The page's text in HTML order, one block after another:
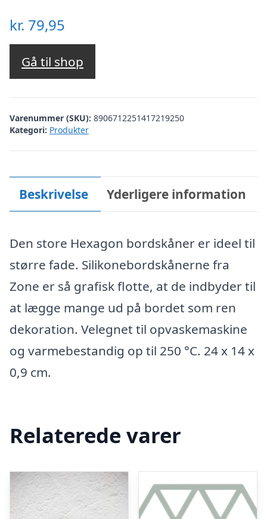
kr. 79,95
Gå til shop
Varenummer (SKU): 8906712251417219250
Kategori: Produkter
Beskrivelse Yderligere information
Den store Hexagon bordskåner er ideel til
større fade. Silikonebordskånerne fra
Zone er så grafisk flotte, at de indbyder til
at lægge mange ud på bordet som ren
dekoration. Velegnet til opvaskemaskine
og varmebestandig op til 250 °C. 24 x 14 x
0,9 cm.
Relaterede varer